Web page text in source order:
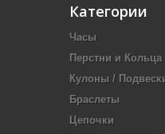
Категории
Часы
Перстни и Кольца
Кулоны /
Браслеты
Цепочки